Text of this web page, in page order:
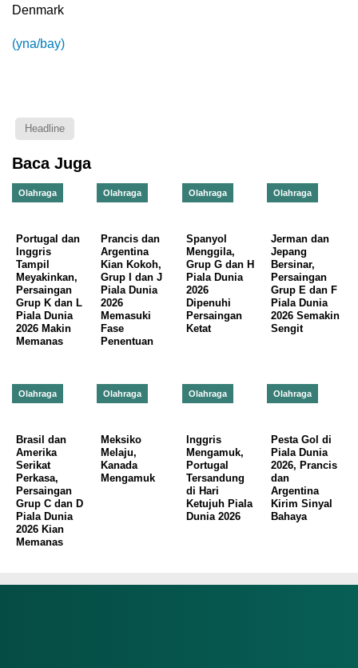
Denmark
(yna/bay)
Headline
Baca Juga
Olahraga
Portugal dan
Inggris
Tampil
Meyakinkan,
Persaingan
Grup K dan L
Piala Dunia
2026 Makin
Memanas
Olahraga
Prancis dan
Argentina
Kian Kokoh,
Grup I dan J
Piala Dunia
2026
Memasuki
Fase
Penentuan
Olahraga
Spanyol
Menggila,
Grup G dan H
Piala Dunia
2026
Dipenuhi
Persaingan
Ketat
Olahraga
Jerman dan
Jepang
Bersinar,
Persaingan
Grup E dan F
Piala Dunia
2026 Semakin
Sengit
Olahraga
Brasil dan
Amerika
Serikat
Perkasa,
Persaingan
Grup C dan D
Piala Dunia
2026 Kian
Memanas
Olahraga
Meksiko
Melaju,
Kanada
Mengamuk
Olahraga
Inggris
Mengamuk,
Portugal
Tersandung
di Hari
Ketujuh Piala
Dunia 2026
Olahraga
Pesta Gol di
Piala Dunia
2026, Prancis
dan
Argentina
Kirim Sinyal
Bahaya